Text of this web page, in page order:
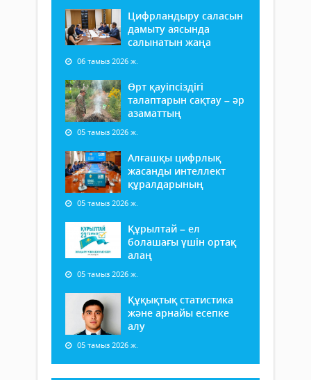
Цифрландыру саласын
дамыту аясында
салынатын жаңа
06 тамыз 2026 ж.
Өрт қауіпсіздігі
талаптарын сақтау – әр
азаматтың
05 тамыз 2026 ж.
Алғашқы цифрлық
жасанды интеллект
құралдарының
05 тамыз 2026 ж.
Құрылтай – ел
болашағы үшін ортақ
алаң
05 тамыз 2026 ж.
Құқықтық статистика
және арнайы есепке
алу
05 тамыз 2026 ж.